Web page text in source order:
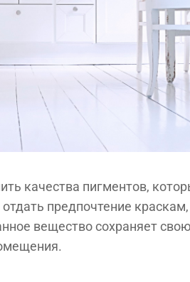
качества пигментов,
предпочтение краскам,
вещество сохраняет свою